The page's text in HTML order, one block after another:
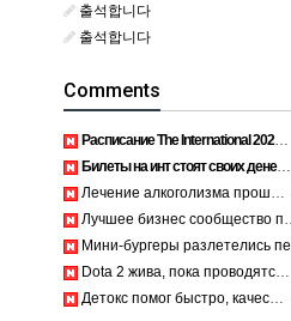
출석합니다
출석합니다
Comments
Расписание The International 2026 просто топ, жду финал! htt…
Билеты на инт стоят своих денег, атмосфера там просто непере…
Лечение алкоголизма прошло успешно, физической тяги больше н…
Лучшее бизнес сообщество предпринимателей в Санкт-Петербурге…
Мини-бургеры разлетелись первыми, очень сочные. https://inte…
Dota 2 жива, пока проводятся такие масштабные турниры. https…
Детокс помог быстро, качественное лечение алкоголизма Санкт-…